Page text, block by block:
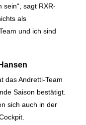
sein“, sagt RXR-
als
und ich sind
das Andretti-Team
Saison bestätigt.
sich auch in der